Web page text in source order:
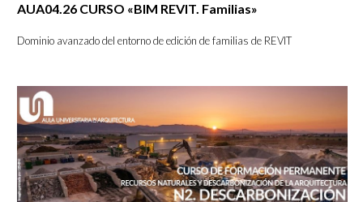
AUA04.26 CURSO «BIM REVIT. Familias»
­Dominio avanzado del entorno de edición de familias de REVIT